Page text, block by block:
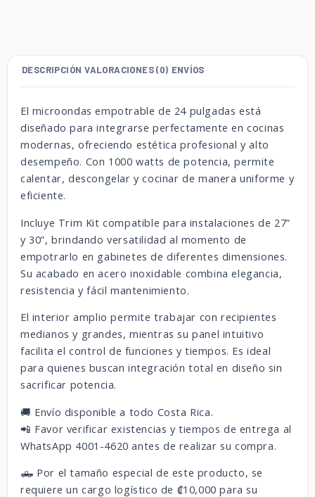
DESCRIPCIÓN VALORACIONES (0) ENVÍOS
El microondas empotrable de 24 pulgadas está
diseñado para integrarse perfectamente en cocinas
modernas, ofreciendo estética profesional y alto
desempeño. Con 1000 watts de potencia, permite
calentar, descongelar y cocinar de manera uniforme y
eficiente.
Incluye Trim Kit compatible para instalaciones de 27”
y 30”, brindando versatilidad al momento de
empotrarlo en gabinetes de diferentes dimensiones.
Su acabado en acero inoxidable combina elegancia,
resistencia y fácil mantenimiento.
El interior amplio permite trabajar con recipientes
medianos y grandes, mientras su panel intuitivo
facilita el control de funciones y tiempos. Es ideal
para quienes buscan integración total en diseño sin
sacrificar potencia.
🚚 Envío disponible a todo Costa Rica.
📲 Favor verificar existencias y tiempos de entrega al
WhatsApp 4001-4620 antes de realizar su compra.
🛻 Por el tamaño especial de este producto, se
requiere un cargo logístico de ₡10,000 para su